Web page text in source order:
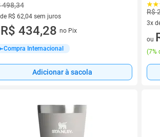
498,34
R$ 62,04 sem juros
de R$ 62,04 sem juros
R$ 434,28 no Pix
Compra Internacional
Adicionar à sacola
R$
3x
3
ou
(7%